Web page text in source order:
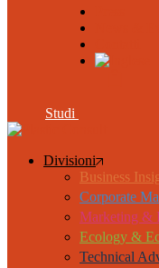
Studi
Divisioni
Business
Corporate
Marketing &
Ecology &
Technical